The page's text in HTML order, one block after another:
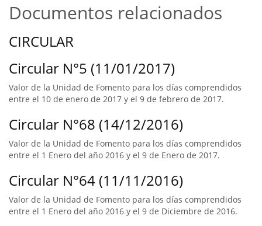
Documentos relacionados
CIRCULAR
Circular N°5 (11/01/2017)
Valor de la Unidad de Fomento para los días comprendidos
entre el 10 de enero de 2017 y el 9 de febrero de 2017.
Circular N°68 (14/12/2016)
Valor de la Unidad de Fomento para los días comprendidos
entre el 1 Enero del año 2016 y el 9 de Enero de 2017.
Circular N°64 (11/11/2016)
Valor de la Unidad de Fomento para los días comprendidos
entre el 1 Enero del año 2016 y el 9 de Diciembre de 2016.